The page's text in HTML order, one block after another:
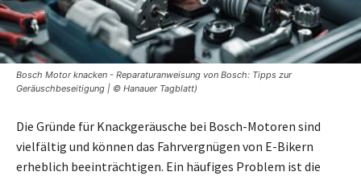
Bosch Motor knacken - Reparaturanweisung von Bosch: Tipps zur
Geräuschbeseitigung | © Hanauer Tagblatt)
Die Gründe für Knackgeräusche bei Bosch-Motoren sind
vielfältig und können das Fahrvergnügen von E-Bikern
erheblich beeinträchtigen. Ein häufiges Problem ist die